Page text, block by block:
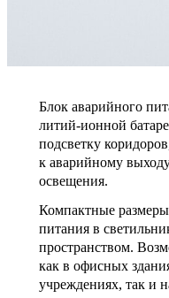
Блок аварийного
литий-ионной
подсветку
к аварийному
освещения.
Компактные
питания в
пространством.
как в офисных
учреждениях, так и